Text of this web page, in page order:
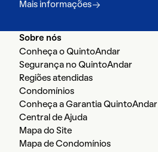
Sobre nós
Conheça o QuintoAndar
Segurança no QuintoAndar
Regiões atendidas
Condomínios
Conheça a Garantia QuintoAndar
Central de Ajuda
Mapa do Site
Mapa de Condomínios
Mais informações